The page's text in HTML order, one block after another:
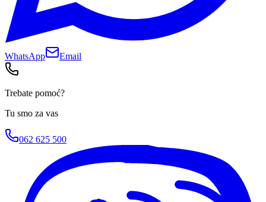
WhatsApp Email
Trebate pomoć?
Tu smo za vas
062 625 500